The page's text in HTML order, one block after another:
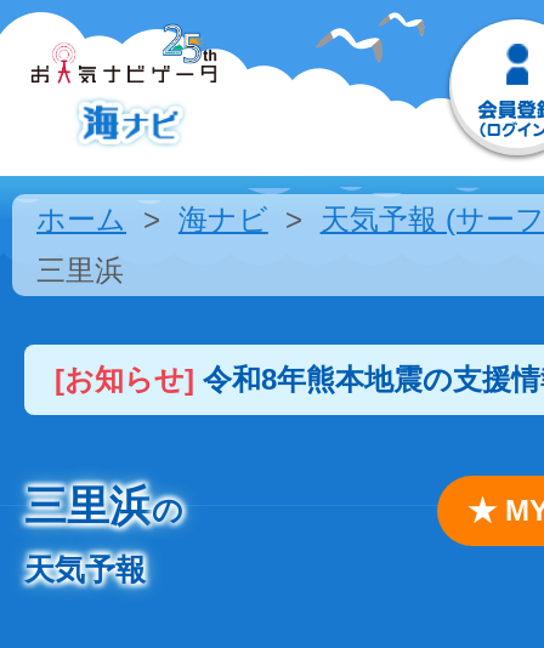
ホーム 海ナビ
天気予報 (サー
三里浜
[お知らせ] 令和8年熊本地震の支援
三里浜の
天気予報
★